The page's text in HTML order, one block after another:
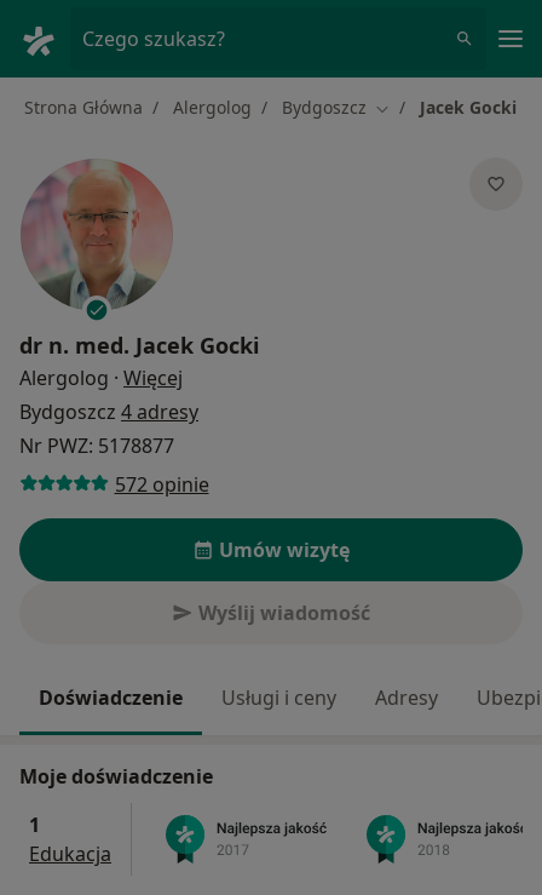
Czego szukasz?
Strona Główna Alergolog Bydgoszcz Zmień miasto
Jacek Gocki
dr n. med. Jacek Gocki
Alergolog · Więcej
Bydgoszcz 4 adresy
Nr PWZ: 5178877
572 opinie
Umów wizytę
Wyślij wiadomość
Doświadczenie Usługi i ceny Adresy
Moje doświadczenie
1
Edukacja